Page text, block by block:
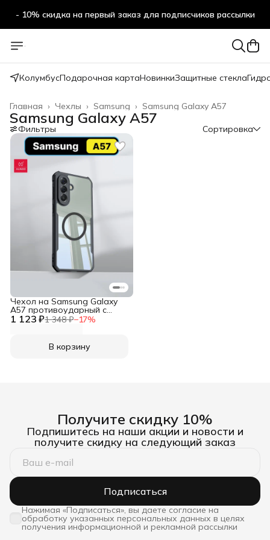
- 10% скидка на первый заказ для подписчиков рассылки
КолумбусПодарочная картаНовинкиЗащитные стекла
Samsung Galaxy A57
Samsung ›
Чехлы ›
Главная ›
Samsung Galaxy A57
Фильтры Сортировка
1 123 ₽1 348 ₽−17%
Чехол на Samsung Galaxy
A57 противоударный с
усиленными углами XUNDD
В корзину
Получите скидку 10%
Подпишитесь на наши акции и новости и
получите скидку на следующий заказ
Подписаться
Нажимая «Подписаться», вы даете согласие на
обработку указанных персональных данных в целях
получения информационной и рекламной рассылки